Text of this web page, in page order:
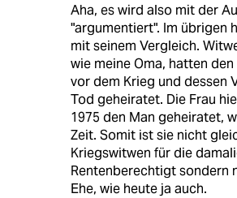
Aha, es wird also mit der
"argumentiert". Im übrigen
mit seinem Vergleich.
wie meine Oma, hatten
vor dem Krieg und dessen
Tod geheiratet. Die Frau
1975 den Man geheiratet,
Zeit. Somit ist sie nicht
Kriegswitwen für die
Rentenberechtigt sondern
Ehe, wie heute ja auch.